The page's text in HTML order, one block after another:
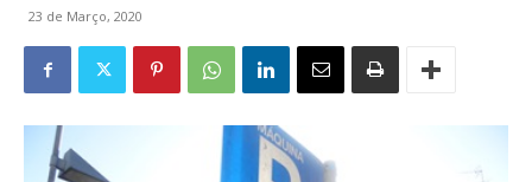
23 de Março, 2020